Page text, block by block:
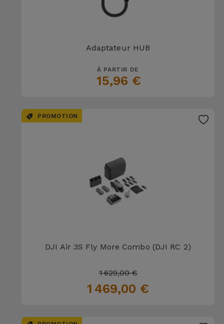
Adaptateur HUB
À PARTIR DE
15,96 €
PROMOTION
DJI Air 3S Fly More Combo (DJI RC 2)
1 629,00 €
1 469,00 €